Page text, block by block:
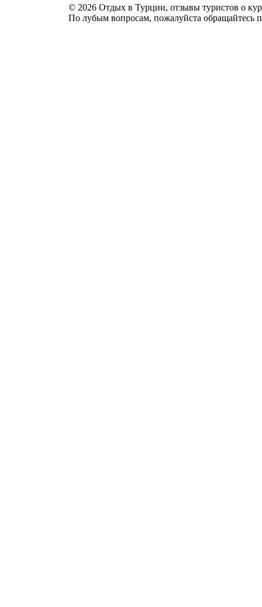
© 2026 Отдых в Турции, отзывы туристов о
По лубым вопросам, пожалуйста обращайтесь